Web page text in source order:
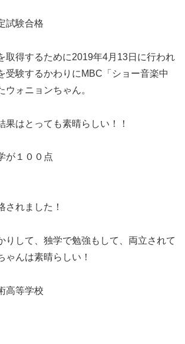
試験合格
取得するために2019年4月13日に行われ
受験するかわりにMBC「ショー音楽中
ウォニョンちゃん。
果はとっても素晴らしい！！
が１００点
されました！
りして、独学で勉強もして、両立されて
ゃんは素晴らしい！
高等学校